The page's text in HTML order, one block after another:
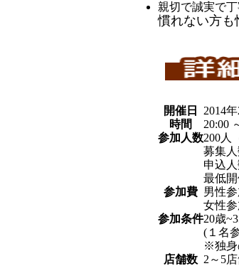
親切で誠実で
慣れない方も
開催日
2014
時間
20:00
参加人数200人
募集
申込
最低
参加費 男性
女性
参加条件20歳
(１名
※独身
店舗数 2～5